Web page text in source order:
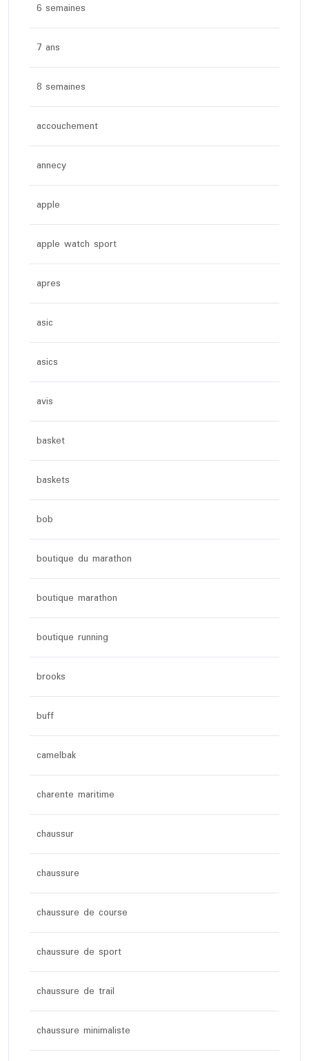
6 semaines
7 ans
8 semaines
accouchement
annecy
apple
apple watch sport
apres
asic
asics
avis
basket
baskets
bob
boutique du marathon
boutique marathon
boutique running
brooks
buff
camelbak
charente maritime
chaussur
chaussure
chaussure de course
chaussure de sport
chaussure de trail
chaussure minimaliste